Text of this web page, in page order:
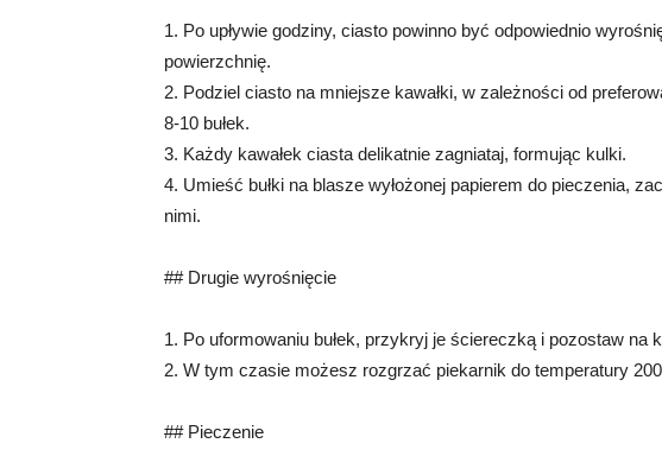
1. Po upływie godziny, ciasto powinno być odpowiednio
powierzchnię.
2. Podziel ciasto na mniejsze kawałki, w zależności od
8-10 bułek.
3. Każdy kawałek ciasta delikatnie zagniataj, formując kulki.
4. Umieść bułki na blasze wyłożonej papierem do pieczenia,
nimi.
## Drugie wyrośnięcie
1. Po uformowaniu bułek, przykryj je ściereczką i pozostaw na
2. W tym czasie możesz rozgrzać piekarnik do temperatury
## Pieczenie